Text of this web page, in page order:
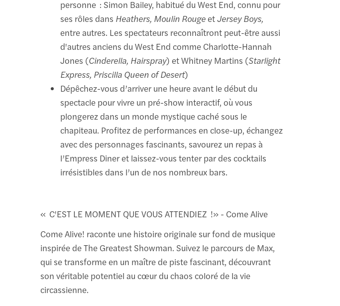
personne : Simon Bailey, habitué du West End, connu pour
ses rôles dans Heathers, Moulin Rouge etJersey Boys,
entre autres. Les spectateurs reconnaîtront peut-être aussi
d'autres anciens du West End comme Charlotte-Hannah
Jones (Cinderella, Hairspray) et Whitney Martins (Starlight
Express, Priscilla Queen of Desert)
Dépêchez-vous d’arriver une heure avant le début du
spectacle pour vivre un pré-show interactif, où vous
plongerez dans un monde mystique caché sous le
chapiteau. Profitez de performances en close-up, échangez
avec des personnages fascinants, savourez un repas à
l’Empress Diner et laissez-vous tenter par des cocktails
irrésistibles dans l’un de nos nombreux bars.
« C'EST LE MOMENT QUE VOUS ATTENDIEZ !» - Come Alive
Come Alive! raconte une histoire originale sur fond de musique
inspirée de The Greatest Showman. Suivez le parcours de Max,
qui se transforme en un maître de piste fascinant, découvrant
son véritable potentiel au cœur du chaos coloré de la vie
circassienne.